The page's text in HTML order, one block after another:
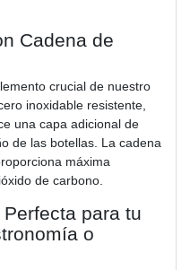
Cadena de
crucial de nuestro
inoxidable resistente,
una capa adicional de
de las botellas. La cadena
máxima
de carbono.
para tu
o